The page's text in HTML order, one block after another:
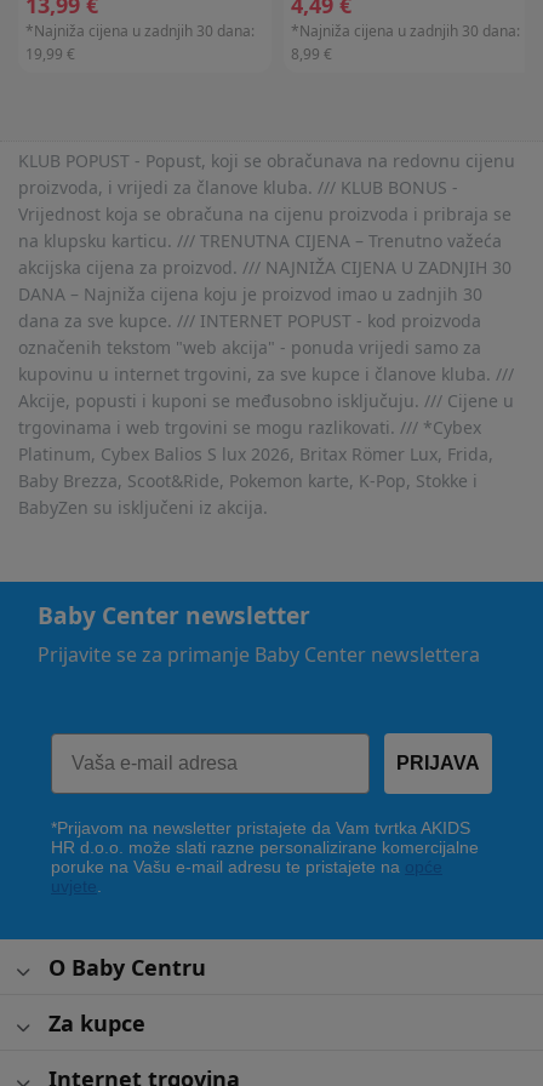
*Najniža cijena u zadnjih 30 dana:
19,99 €
*Najniža cijena u zadnjih 30 dana:
8,99 €
KLUB POPUST - Popust, koji se obračunava na redovnu cijenu
proizvoda, i vrijedi za članove kluba. /// KLUB BONUS -
Vrijednost koja se obračuna na cijenu proizvoda i pribraja se
na klupsku karticu. /// TRENUTNA CIJENA – Trenutno važeća
akcijska cijena za proizvod. /// NAJNIŽA CIJENA U ZADNJIH 30
DANA – Najniža cijena koju je proizvod imao u zadnjih 30
dana za sve kupce. /// INTERNET POPUST - kod proizvoda
označenih tekstom "web akcija" - ponuda vrijedi samo za
kupovinu u internet trgovini, za sve kupce i članove kluba. ///
Akcije, popusti i kuponi se međusobno isključuju. /// Cijene u
trgovinama i web trgovini se mogu razlikovati. /// *Cybex
Platinum, Cybex Balios S lux 2026, Britax Römer Lux, Frida,
Baby Brezza, Scoot&Ride, Pokemon karte, K-Pop, Stokke i
BabyZen su isključeni iz akcija.
Baby Center newsletter
Prijavite se za primanje Baby Center newslettera
PRIJAVA
*Prijavom na newsletter pristajete da Vam tvrtka AKIDS
HR d.o.o. može slati razne personalizirane komercijalne
poruke na Vašu e-mail adresu te pristajete na
O Baby Centru
Za kupce
Internet trgovina